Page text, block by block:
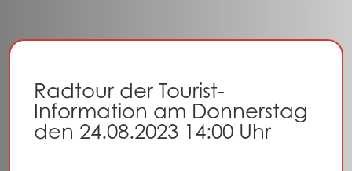
Radtour der Tourist-
Information am Donnerstag
den 24.08.2023 14:00 Uhr